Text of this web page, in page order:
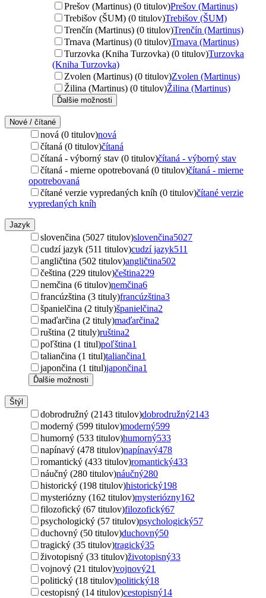
Prešov (Martinus) (0 titulov)Prešov (Martinus)
Trebišov (ŠUM) (0 titulov)Trebišov (ŠUM)
Trenčín (Martinus) (0 titulov)Trenčín (Martinus)
Trnava (Martinus) (0 titulov)Trnava (Martinus)
Turzovka (Kniha Turzovka) (0 titulov)Turzovka
(Kniha Turzovka)
Zvolen (Martinus) (0 titulov)Zvolen (Martinus)
Žilina (Martinus) (0 titulov)Žilina (Martinus)
Ďalšie možnosti
Nové / čítané
nová (0 titulov)nová
čítaná (0 titulov)čítaná
čítaná - výborný stav (0 titulov)čítaná - výborný stav
čítaná - mierne opotrebovaná (0 titulov)čítaná - mierne
opotrebovaná
čítané verzie vypredaných kníh (0 titulov)čítané verzie
vypredaných kníh
Jazyk
slovenčina (5027 titulov)slovenčina5027
cudzí jazyk (511 titulov)cudzí jazyk511
angličtina (502 titulov)angličtina502
čeština (229 titulov)čeština229
nemčina (6 titulov)nemčina6
francúzština (3 tituly)francúzština3
španielčina (2 tituly)španielčina2
maďarčina (2 tituly)maďarčina2
ruština (2 tituly)ruština2
poľština (1 titul)poľština1
taliančina (1 titul)taliančina1
japončina (1 titul)japončina1
Ďalšie možnosti
Štýl
dobrodružný (2143 titulov)dobrodružný2143
moderný (599 titulov)moderný599
humorný (533 titulov)humorný533
napínavý (478 titulov)napínavý478
romantický (433 titulov)romantický433
náučný (280 titulov)náučný280
historický (198 titulov)historický198
mysteriózny (162 titulov)mysteriózny162
filozofický (67 titulov)filozofický67
psychologický (57 titulov)psychologický57
duchovný (50 titulov)duchovný50
tragický (35 titulov)tragický35
životopisný (33 titulov)životopisný33
vojnový (21 titulov)vojnový21
politický (18 titulov)politický18
cestopisný (14 titulov)cestopisný14